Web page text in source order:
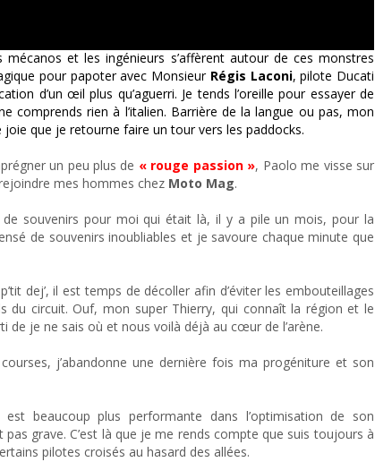
et les ingénieurs s’affèrent autour de ces monstres
pour papoter avec Monsieur Régis Laconi, pilote Ducati
d’un œil plus qu’aguerri. Je tends l’oreille pour essayer de
comprends rien à l’italien. Barrière de la langue ou pas, mon
que je retourne faire un tour vers les paddocks.
un peu plus de « rouge passion », Paolo me visse sur
mes hommes chez Moto Mag.
de souvenirs pour moi qui était là, il y a pile un mois, pour la
de souvenirs inoubliables et je savoure chaque minute que
dej’, il est temps de décoller afin d’éviter les embouteillages
circuit. Ouf, mon super Thierry, qui connaît la région et le
je ne sais où et nous voilà déjà au cœur de l’arène.
j’abandonne une dernière fois ma progéniture et son
beaucoup plus performante dans l’optimisation de son
pas grave. C’est là que je me rends compte que suis toujours à
pilotes croisés au hasard des allées.